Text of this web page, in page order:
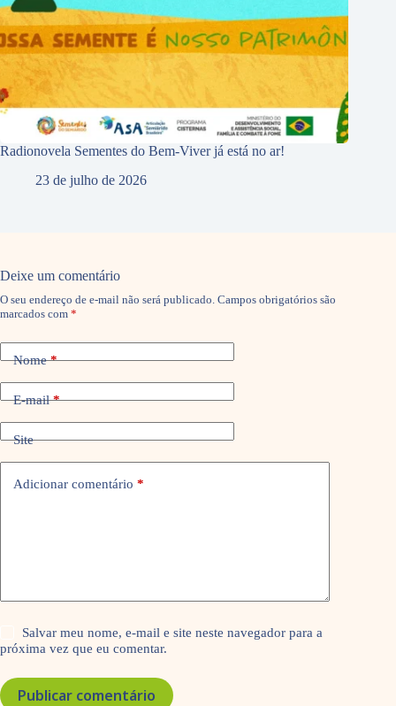
Radionovela Sementes do Bem-Viver já está no ar!
23 de julho de 2026
Deixe um comentário
O seu endereço de e-mail não será publicado. Campos obrigatórios são
marcados com *
Nome*
E-mail*
Site
Adicionar comentário *
Salvar meu nome, e-mail e site neste navegador para a
próxima vez que eu comentar.
Publicar comentário